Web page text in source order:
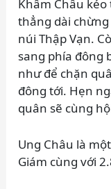
Khâm Châu
thẳng dài
núi Thập Vạn.
sang phía đông
như để chặn
đông tới. Hẹn
quân sẽ cùng
Ung Châu là
Giám cùng với